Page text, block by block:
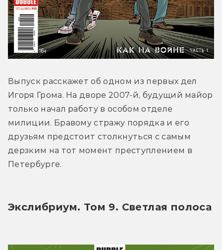
Выпуск расскажет об одном из первых дел
Игоря Грома. На дворе 2007-й, будущий майор
только начал работу в особом отделе
милиции. Бравому стражу порядка и его
друзьям предстоит столкнуться с самым
дерзким на тот момент преступлением в
Петербурге.
Экслибриум. Том 9. Светлая полоса